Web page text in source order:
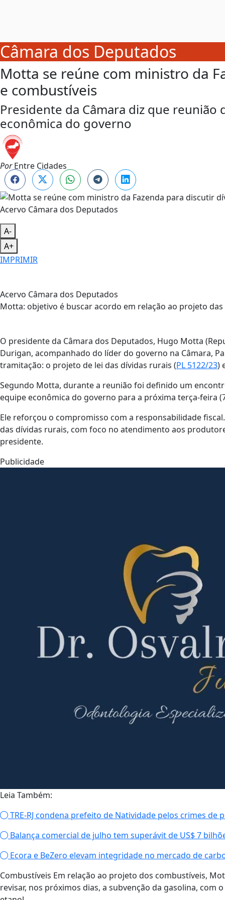
Câmara dos Deputados
Motta se reúne com ministro da
e combustíveis
Presidente da Câmara diz que
econômica do governo
PorEntre Cidades
Acervo Câmara dos Deputados
A-
A+
IMPRIMIR
Acervo Câmara dos Deputados
Motta: objetivo é buscar acordo em relação ao projeto
O presidente da Câmara dos Deputados, Hugo Motta
Durigan, acompanhado do líder do governo na Câmara,
tramitação: o projeto de lei das dívidas rurais (PL 5122/23)
Segundo Motta, durante a reunião foi definido um
equipe econômica do governo para a próxima terça-feira
Ele reforçou o compromisso com a responsabilidade
das dívidas rurais, com foco no atendimento aos
presidente.
Publicidade
Leia Também:
TRE-RJ condena prefeito de Natividade pelos crimes de
Balança comercial de julho tem superávit de US$ 7
Ecora e BeZero elevam integridade no mercado de
Combustíveis Em relação ao projeto dos combustíveis,
revisar, nos próximos dias, a subvenção da gasolina,